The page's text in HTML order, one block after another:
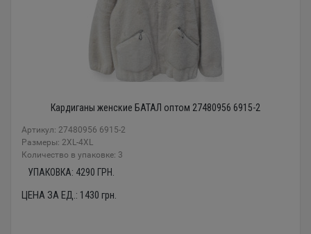
Кардиганы женские БАТАЛ оптом 27480956 6915-2
Артикул: 27480956 6915-2
Размеры: 2XL-4XL
Количество в упаковке: 3
УПАКОВКА: 4290 ГРН.
ЦЕНА ЗА ЕД.: 1430 грн.